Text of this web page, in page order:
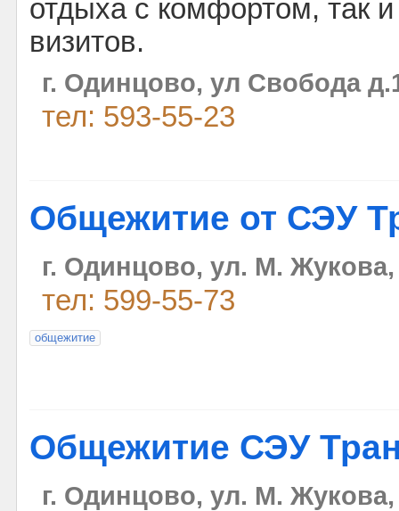
отдыха с комфортом, так
визитов.
г. Одинцово, ул Свобода
тел: 593-55-23
Общежитие от СЭУ
г. Одинцово, ул. М. Жукова,
тел: 599-55-73
общежитие
Общежитие СЭУ
г. Одинцово, ул. М. Жукова,